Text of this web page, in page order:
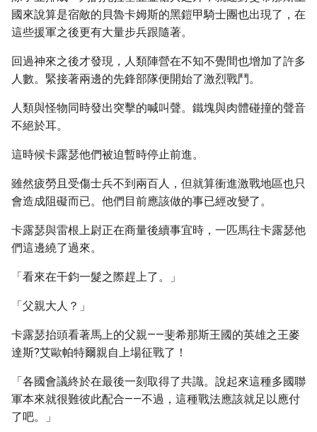
國來說算是宿敵的貝魯卡姆斯的黑鎧甲騎士團也出現了，在
這些援軍之後更有大量步兵跟隨著。
回過神來之後才發現，人類陣營在不知不覺間也增加了許多
人數。緊接著兩邊的先鋒部隊便開始了激烈戰鬥。
人類與怪物同時發出突擊的喊叫聲。鐵塊與肉體碰撞的聲音
不絕於耳。
這時候卡露瑟他們被迫暫時停止前進。
雖然疲勞且受傷士兵不到兩百人，但就算衝進激戰地區也只
會造成阻礙而已。他們目前應該做的事已經改變了。
卡露瑟與雷根上尉正在商量後續事宜時，一匹馬往卡露瑟他
們這邊繞了過來。
「看來在干鈞一髮之際趕上了。」
「父親大人？」
卡露瑟抬頭看著馬上的父親——斐希那斯王國的英雄之王麥
達斯?艾歐帕特爾親自上場征戰了！
「各國會議終於在最後一刻取得了共識。說起來這種多國聯
軍本來就很難彼此配合——不過，這種戰法應該就足以應付
了吧。」